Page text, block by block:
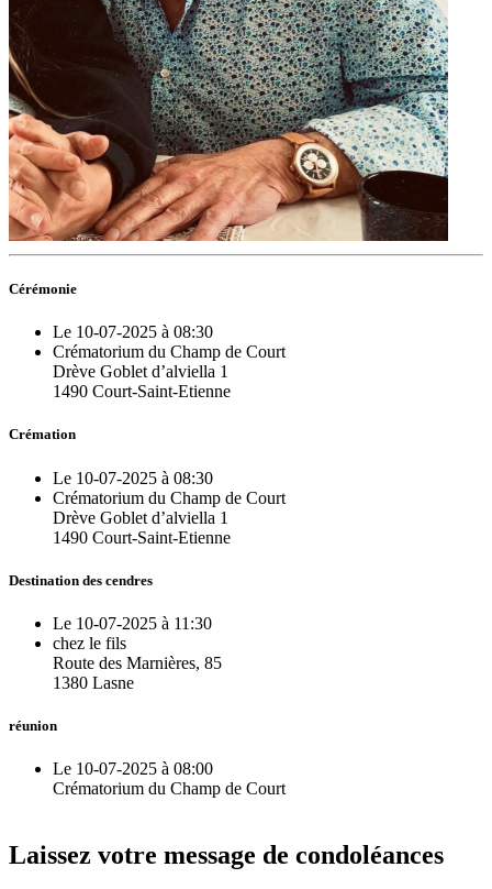
Cérémonie
Le 10-07-2025 à 08:30
Crématorium du Champ de Court
Drève Goblet d’alviella 1
1490 Court-Saint-Etienne
Crémation
Le 10-07-2025 à 08:30
Crématorium du Champ de Court
Drève Goblet d’alviella 1
1490 Court-Saint-Etienne
Destination des cendres
Le 10-07-2025 à 11:30
chez le fils
Route des Marnières, 85
1380 Lasne
réunion
Le 10-07-2025 à 08:00
Crématorium du Champ de Court
Laissez votre message de condoléances